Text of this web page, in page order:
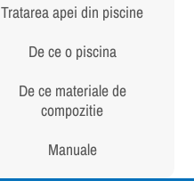
Tratarea apei din piscine
De ce o piscina
De ce materiale de
compozitie
Manuale